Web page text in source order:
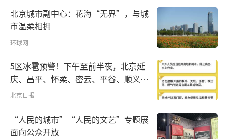
北京城市副中心：花海“无界”，与城
市温柔相拥
环球网
5区冰雹预警！下午至前半夜，北京延
庆、昌平、怀柔、密云、平谷、顺义、
门头沟、房山等区有较明显降雨，伴七
北京日报
“人民的城市”“人民的文艺”专题展
面向公众开放